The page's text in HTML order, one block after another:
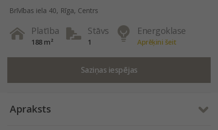
Brīvības iela 40, Rīga, Centrs
Platība
188 m²
Stāvs
1
Energoklase
Aprēķini šeit
Saziņas iespējas
Apraksts